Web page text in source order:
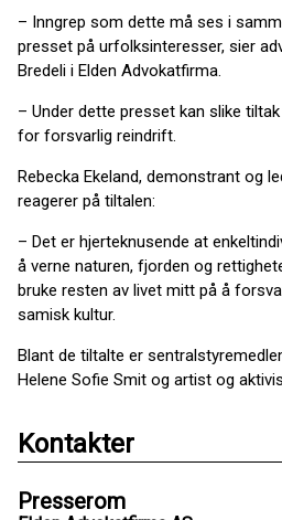
– Inngrep som dette må ses i
presset på urfolksinteresser, sier
Bredeli i Elden Advokatfirma.
– Under dette presset kan slike
for forsvarlig reindrift.
Rebecka Ekeland, demonstrant og
reagerer på tiltalen:
– Det er hjerteknusende at
å verne naturen, fjorden og
bruke resten av livet mitt på å
samisk kultur.
Blant de tiltalte er
Helene Sofie Smit og artist og
Kontakter
Presserom